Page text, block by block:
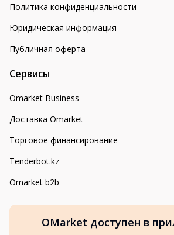
Политика конфиденциальности
Юридическая информация
Публичная оферта
Сервисы
Omarket Business
Доставка Omarket
Торговое финансирование
Tenderbot.kz
Omarket b2b
OMarket доступен в